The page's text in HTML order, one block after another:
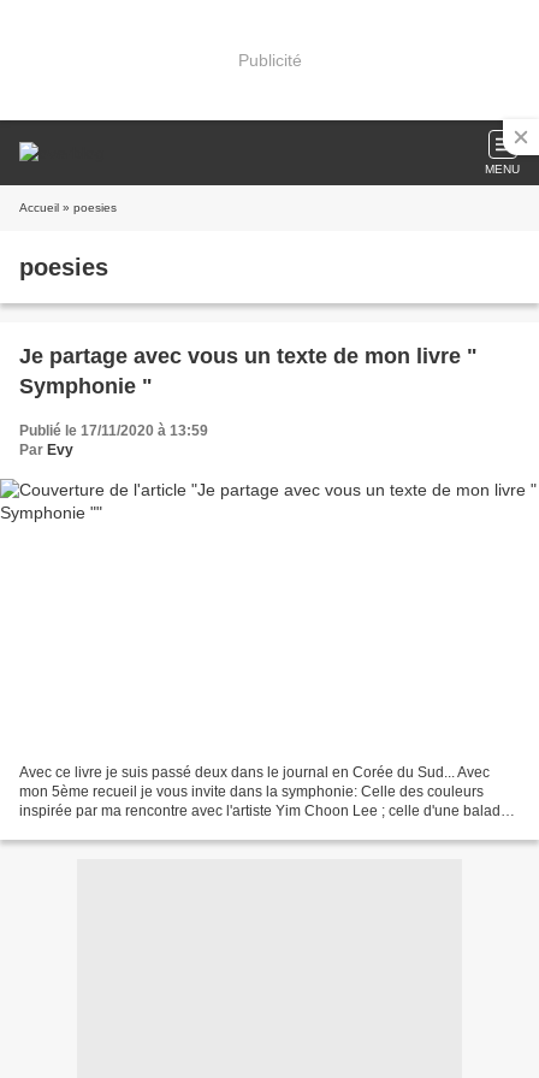
Publicité
MENU
Accueil » poesies
poesies
Je partage avec vous un texte de mon livre "
Symphonie "
Publié le 17/11/2020 à 13:59
Par Evy
Avec ce livre je suis passé deux dans le journal en Corée du Sud... Avec
mon 5ème recueil je vous invite dans la symphonie: Celle des couleurs
inspirée par ma rencontre avec l'artiste Yim Choon Lee ; celle d'une balade